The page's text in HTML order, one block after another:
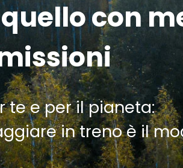
con
te e per il pianeta:
in treno è il